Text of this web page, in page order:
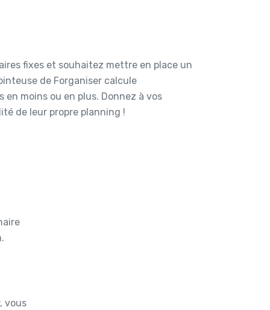
fixes et souhaitez mettre en place un
de Forganiser calcule
moins ou en plus. Donnez à vos
de leur propre planning !
vous